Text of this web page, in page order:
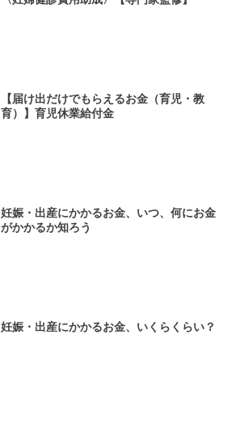
【届け出だけでもらえるお金（育児・教
育）】育児休業給付金
妊娠・出産にかかるお金、いつ、何にお金
がかかるか知ろう
妊娠・出産にかかるお金、いくらくらい？